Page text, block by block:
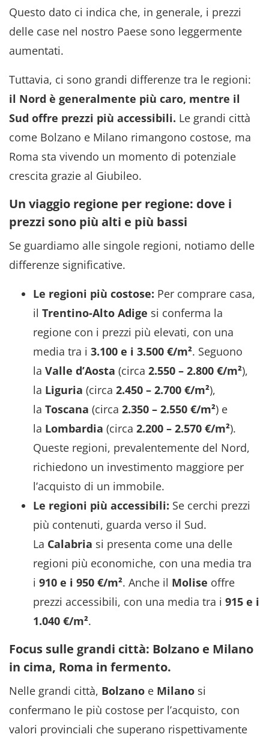
Questo dato ci indica che, in generale, i prezzi
delle case nel nostro Paese sono leggermente
aumentati.
Tuttavia, ci sono grandi differenze tra le regioni:
il Nord è generalmente più caro, mentre il
Sud offre prezzi più accessibili. Le grandi città
come Bolzano e Milano rimangono costose, ma
Roma sta vivendo un momento di potenziale
crescita grazie al Giubileo.
Un viaggio regione per regione: dove i
prezzi sono più alti e più bassi
Se guardiamo alle singole regioni, notiamo delle
differenze significative.
Le regioni più costose: Per comprare casa,
il Trentino-Alto Adige si conferma la
regione con i prezzi più elevati, con una
media tra i 3.100 e i 3.500 €/m². Seguono
la Valle d’Aosta (circa 2.550 – 2.800 €/m²),
la Liguria (circa 2.450 – 2.700 €/m²),
la Toscana (circa 2.350 – 2.550 €/m²) e
la Lombardia (circa 2.200 – 2.570 €/m²).
Queste regioni, prevalentemente del Nord,
richiedono un investimento maggiore per
l’acquisto di un immobile.
Le regioni più accessibili: Se cerchi prezzi
più contenuti, guarda verso il Sud.
La Calabria si presenta come una delle
regioni più economiche, con una media tra
i 910 e i 950 €/m². Anche il Molise offre
prezzi accessibili, con una media tra i 915 e i
1.040 €/m².
Focus sulle grandi città: Bolzano e Milano
in cima, Roma in fermento.
Nelle grandi città, Bolzano e Milano si
confermano le più costose per l’acquisto, con
valori provinciali che superano rispettivamente